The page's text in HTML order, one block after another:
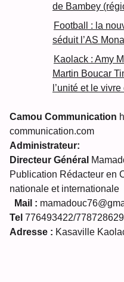
de Bambey
Football : la
séduit l’AS
Kaolack : Amy
Martin Boucar
l’unité et le
Camou Communication
communication.com
Administrateur:
Directeur Général
Publication Rédacteur en
nationale et internationale
Mail :
Tel 776493422/778728629
Adresse : Kasaville